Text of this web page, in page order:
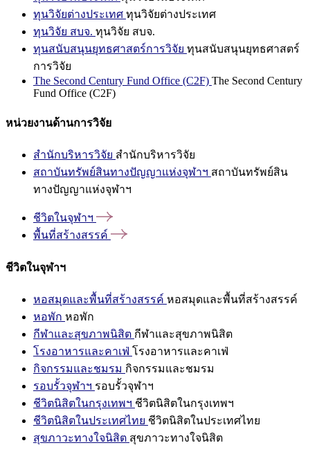
ทุนวิจัยต่างประเทศ ทุนวิจัยต่างประเทศ
ทุนวิจัย สบจ. ทุนวิจัย สบจ.
ทุนสนับสนุนยุทธศาสตร์การวิจัย ทุนสนับสนุนยุทธศาสตร์
การวิจัย
The Second Century Fund Office (C2F) The Second Century
Fund Office (C2F)
หน่วยงานด้านการวิจัย
สำนักบริหารวิจัย สำนักบริหารวิจัย
สถาบันทรัพย์สินทางปัญญาแห่งจุฬาฯ สถาบันทรัพย์สิน
ทางปัญญาแห่งจุฬาฯ
ชีวิตในจุฬาฯ
พื้นที่สร้างสรรค์
ชีวิตในจุฬาฯ
หอสมุดและพื้นที่สร้างสรรค์ หอสมุดและพื้นที่สร้างสรรค์
หอพัก หอพัก
กีฬาและสุขภาพนิสิต กีฬาและสุขภาพนิสิต
โรงอาหารและคาเฟ่ โรงอาหารและคาเฟ่
กิจกรรมและชมรม กิจกรรมและชมรม
รอบรั้วจุฬาฯ รอบรั้วจุฬาฯ
ชีวิตนิสิตในกรุงเทพฯ ชีวิตนิสิตในกรุงเทพฯ
ชีวิตนิสิตในประเทศไทย ชีวิตนิสิตในประเทศไทย
สุขภาวะทางใจนิสิต สุขภาวะทางใจนิสิต